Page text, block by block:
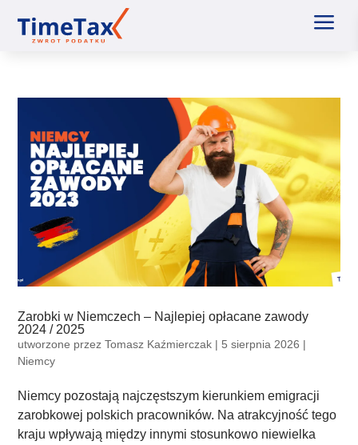
a
Zarobki w Niemczech – Najlepiej opłacane zawody
2024 / 2025
utworzone przezTomasz Kaźmierczak | 5 sierpnia 2026 |
Niemcy
Niemcy pozostają najczęstszym kierunkiem emigracji
zarobkowej polskich pracowników. Na atrakcyjność tego
kraju wpływają między innymi stosunkowo niewielka